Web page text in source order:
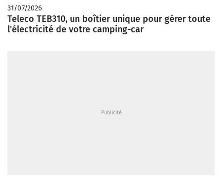
31/07/2026
Teleco TEB310, un boîtier unique pour gérer toute
l'électricité de votre camping-car